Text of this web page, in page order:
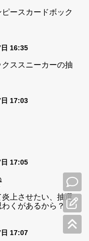
ースカードボック
16:35
ススニーカーの抽
17:03
17:05
上させたい、抽選
くがあるから？
17:07